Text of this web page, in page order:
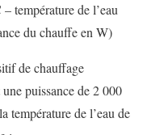
température de l’eau
du chauffe en W)
de chauffage
puissance de 2 000
température de l’eau de